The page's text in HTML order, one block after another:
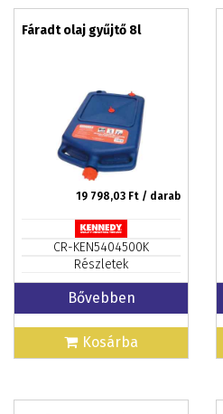
Fáradt olaj gyűjtő 8l
19 798,03 Ft / darab
CR-KEN5404500K
Részletek
Bővebben
Kosárba